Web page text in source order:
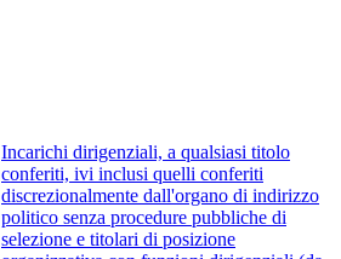
Incarichi dirigenziali, a qualsiasi titolo
conferiti, ivi inclusi quelli conferiti
discrezionalmente dall'organo di indirizzo
politico senza procedure pubbliche di
selezione e titolari di posizione